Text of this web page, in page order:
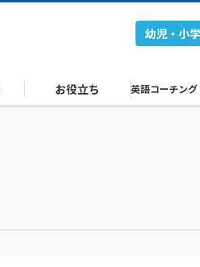
幼児・小
お役立ち 英語コーチング